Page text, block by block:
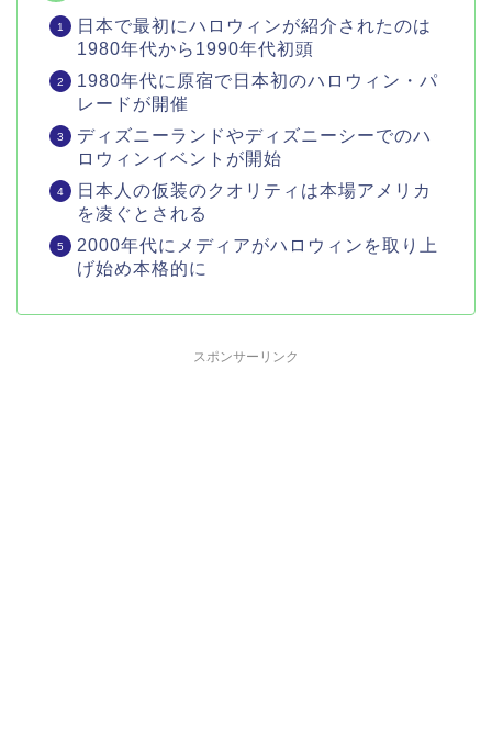
日本で最初にハロウィンが紹介されたのは
1980年代から1990年代初頭
1980年代に原宿で日本初のハロウィン・パ
レードが開催
ディズニーランドやディズニーシーでのハ
ロウィンイベントが開始
日本人の仮装のクオリティは本場アメリカ
を凌ぐとされる
2000年代にメディアがハロウィンを取り上
げ始め本格的に
スポンサーリンク